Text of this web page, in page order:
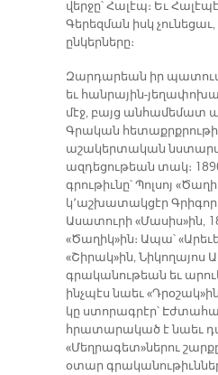
վերջը՝ Հալէպ։ Եւ
Գերեզման իսկ
ընկերները։
Զարդարեան իր
եւ հանրային-
մէջ, բայց անհամեմատ
Գրական
աշակերտական
ազդեցութեան տակ։
գրութիւնը՝ Պոլսոյ
կ՚աշխատակցէր
Ասատուրի «Մասիս»ին,
«Ծաղիկ»ին։ Ապա՝
«Շիրակ»ին, Նիկողայոս
գրականութեան եւ
ինչպէս նաեւ
կը ստորագրէր՝
հրատարակած է նաեւ
«Մեղրագետ»ներու
օտար